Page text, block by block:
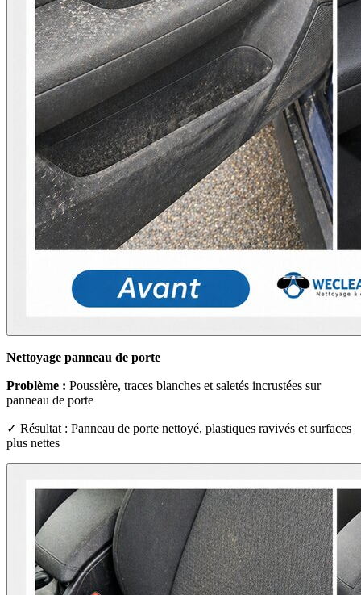
Nettoyage panneau de porte
Problème : Poussière, traces blanches et saletés incrustées sur
panneau de porte
✓ Résultat : Panneau de porte nettoyé, plastiques ravivés et surfaces
plus nettes